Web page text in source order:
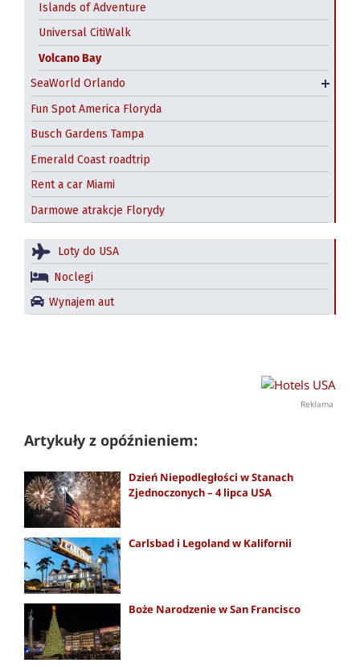
Islands of Adventure
Universal CitiWalk
Volcano Bay
SeaWorld Orlando
Aquatica Orlando
Discovery Cove
Fun Spot America Floryda
Busch Gardens Tampa
Emerald Coast roadtrip
Rent a car Miami
Darmowe atrakcje Florydy
Loty do USA
Noclegi
Wynajem aut
Reklama
Artykuły z opóźnieniem:
Dzień Niepodległości w Stanach
Zjednoczonych – 4 lipca USA
Carlsbad i Legoland w Kalifornii
Boże Narodzenie w San Francisco